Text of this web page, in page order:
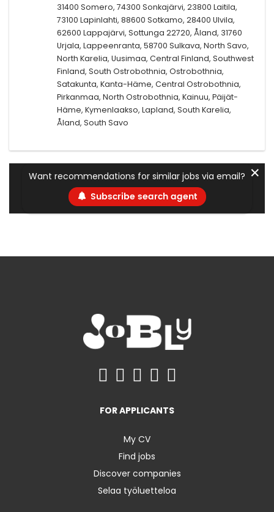
31400 Somero, 74300 Sonkajärvi, 23800 Laitila,
73100 Lapinlahti, 88600 Sotkamo, 28400 Ulvila,
62600 Lappajärvi, Sottunga 22720, Åland, 31760
Urjala, Lappeenranta, 58700 Sulkava, North Savo,
North Karelia, Uusimaa, Central Finland, Southwest
Finland, South Ostrobothnia, Ostrobothnia,
Satakunta, Kanta-Häme, Central Ostrobothnia,
Pirkanmaa, North Ostrobothnia, Kainuu, Päijät-
Häme, Kymenlaakso, Lapland, South Karelia,
Åland, South Savo
Want recommendations for similar jobs via email?
Subscribe search agent
✕
FOR APPLICANTS
My CV
Find jobs
Discover companies
Selaa työluetteloa